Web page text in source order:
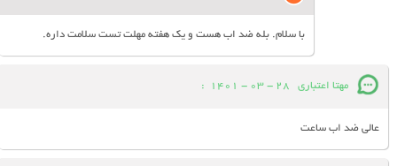
با سلام. بله ضد اب هست و یک هفته مهلت تست سلامت داره.
مهتا اعتباری 28 - 03 - 1401
:
عالی ضد اب ساعت